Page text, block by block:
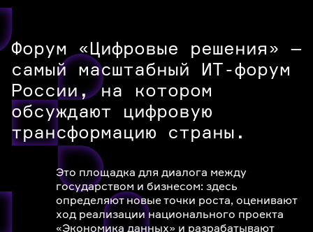
Форум «Цифровые решения» —
самый масштабный ИТ-форум
России, на котором
обсуждают цифровую
трансформацию страны.
Это площадка для диалога между
государством и бизнесом: здесь
определяют новые точки роста, оценивают
ход реализации национального проекта
«Экономика данных» и разрабатывают